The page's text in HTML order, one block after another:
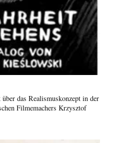
das Realismuskonzept in der
Filmemachers Krzysztof